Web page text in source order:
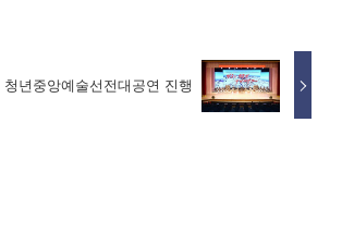
청년중앙예술선전대공연 진행